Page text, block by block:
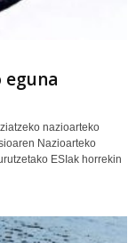
nazioarteko
Nazioarteko
ESIak horrekin